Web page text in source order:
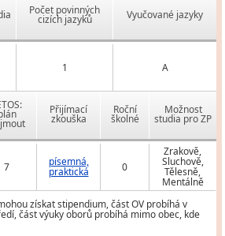
Počet povinných
cizích jazyků Vyučované jazyky
1 A
Přijímací
zkouška
Roční
školné
Možnost
studia pro ZP
7 písemná,
praktická 0
Zrakově,
Sluchově,
Tělesně,
Mentálně
získat stipendium, část OV probíhá v
část výuky oborů probíhá mimo obec, kde